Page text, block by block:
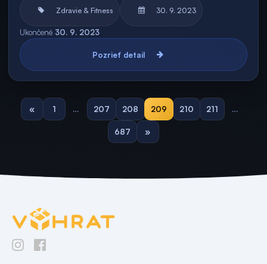
Zdravie & Fitness 30. 9. 2023
Ukončené 30. 9. 2023
Pozrieť detail
« 1 … 207 208 209 210 211 …
687 »